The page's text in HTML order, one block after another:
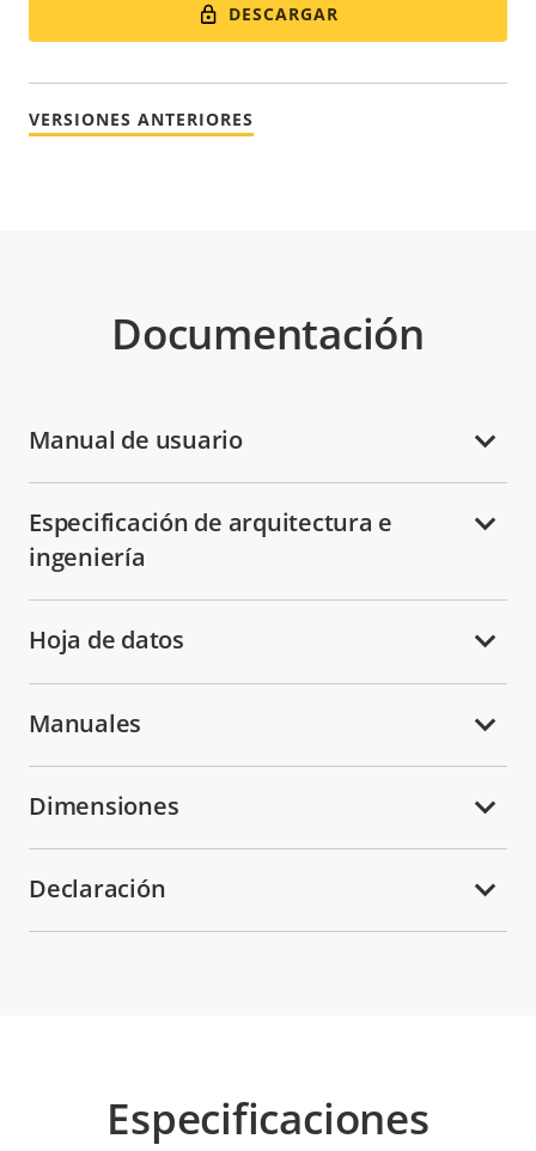
DESCARGAR
VERSIONES ANTERIORES
Documentación
Manual de usuario
Especificación de arquitectura e
ingeniería
Hoja de datos
Manuales
Dimensiones
Declaración
Especificaciones